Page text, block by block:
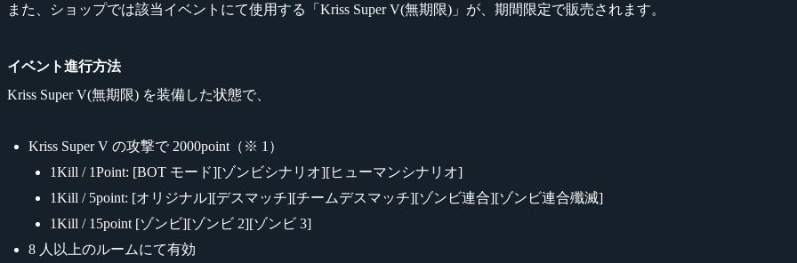
また、ショップでは該当イベントにて使用する「Kriss Super V(無期限)」が、期間限定で販売されます。
イベント進行方法
Kriss Super V(無期限) を装備した状態で、
Kriss Super V の攻撃で 2000point（※ 1）
1Kill / 1Point: [BOT モード][ゾンビシナリオ][ヒューマンシナリオ]
1Kill / 5point: [オリジナル][デスマッチ][チームデスマッチ][ゾンビ連合][ゾンビ連合殲滅]
1Kill / 15point [ゾンビ][ゾンビ 2][ゾンビ 3]
8 人以上のルームにて有効